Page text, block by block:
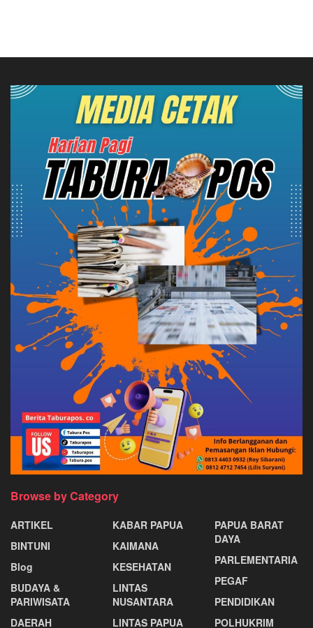
Browse by Category
ARTIKEL
BINTUNI
Blog
BUDAYA &
PARIWISATA
DAERAH
KABAR PAPUA
KAIMANA
KESEHATAN
LINTAS
NUSANTARA
LINTAS PAPUA
PAPUA BARAT
DAYA
PARLEMENTARIA
PEGAF
PENDIDIKAN
POLHUKRIM